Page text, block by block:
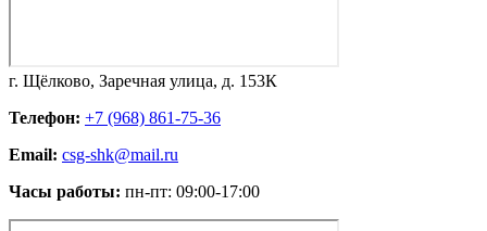
г. Щёлково, Заречная улица, д. 153К
Телефон: +7 (968) 861-75-36
Email: csg-shk@mail.ru
Часы работы: пн-пт: 09:00-17:00